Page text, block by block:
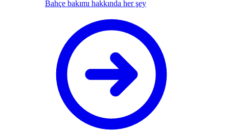
Bahçe bakımı hakkında her şey